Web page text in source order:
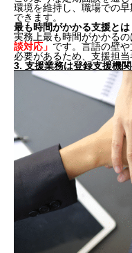
環境を維持し、職場での
できます。
最も時間がかかる支援とは
実務上最も時間がかかるの
談対応」 です。言語の壁
必要があるため、支援担当
3. 支援業務は登録支援機